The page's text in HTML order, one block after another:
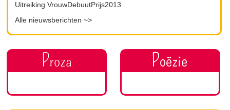
Uitreiking VrouwDebuutPrijs2013
Alle nieuwsberichten ~>
Proza